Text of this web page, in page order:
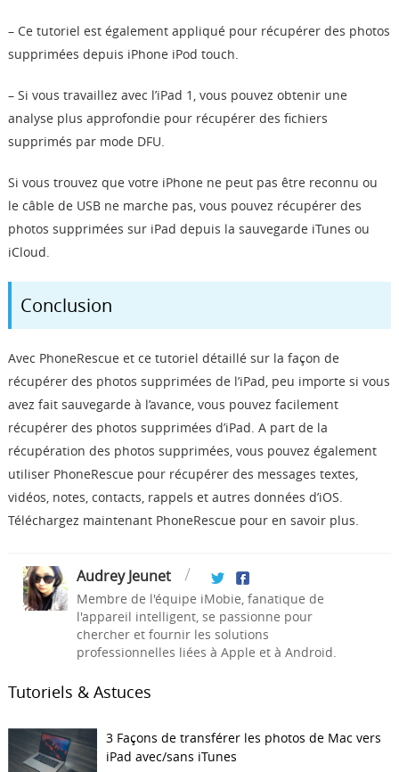
– Ce tutoriel est également appliqué pour récupérer des photos
supprimées depuis iPhone iPod touch.
– Si vous travaillez avec l’iPad 1, vous pouvez obtenir une
analyse plus approfondie pour récupérer des fichiers
supprimés par mode DFU.
Si vous trouvez que votre iPhone ne peut pas être reconnu ou
le câble de USB ne marche pas, vous pouvez récupérer des
photos supprimées sur iPad depuis la sauvegarde iTunes ou
iCloud.
Conclusion
Avec PhoneRescue et ce tutoriel détaillé sur la façon de
récupérer des photos supprimées de l’iPad, peu importe si vous
avez fait sauvegarde à l’avance, vous pouvez facilement
récupérer des photos supprimées d’iPad. A part de la
récupération des photos supprimées, vous pouvez également
utiliser PhoneRescue pour récupérer des messages textes,
vidéos, notes, contacts, rappels et autres données d’iOS.
Téléchargez maintenant PhoneRescue pour en savoir plus.
Audrey Jeunet
Membre de l'équipe iMobie, fanatique de
l'appareil intelligent, se passionne pour
chercher et fournir les solutions
professionnelles liées à Apple et à Android.
Tutoriels & Astuces
3 Façons de transférer les photos de Mac vers
iPad avec/sans iTunes